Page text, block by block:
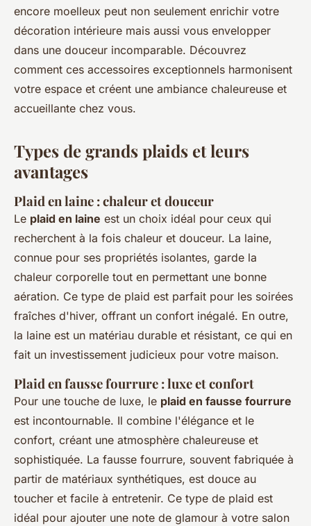
encore moelleux peut non seulement enrichir votre
décoration intérieure mais aussi vous envelopper
dans une douceur incomparable. Découvrez
comment ces accessoires exceptionnels harmonisent
votre espace et créent une ambiance chaleureuse et
accueillante chez vous.
Types de grands plaids et leurs
avantages
Plaid en laine : chaleur et douceur
Le plaid en laine est un choix idéal pour ceux qui
recherchent à la fois chaleur et douceur. La laine,
connue pour ses propriétés isolantes, garde la
chaleur corporelle tout en permettant une bonne
aération. Ce type de plaid est parfait pour les soirées
fraîches d'hiver, offrant un confort inégalé. En outre,
la laine est un matériau durable et résistant, ce qui en
fait un investissement judicieux pour votre maison.
Plaid en fausse fourrure : luxe et confort
Pour une touche de luxe, le plaid en fausse fourrure
est incontournable. Il combine l'élégance et le
confort, créant une atmosphère chaleureuse et
sophistiquée. La fausse fourrure, souvent fabriquée à
partir de matériaux synthétiques, est douce au
toucher et facile à entretenir. Ce type de plaid est
idéal pour ajouter une note de glamour à votre salon